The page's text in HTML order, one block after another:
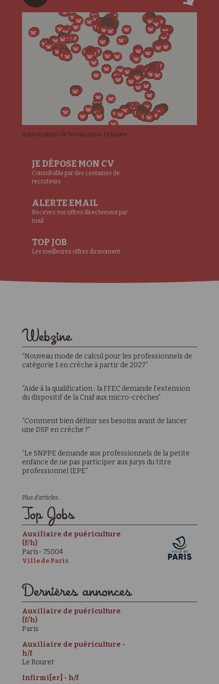
Autorisation de localisation refusée.
JE DÉPOSE MON CV
Consultable par des centaines de
recruteurs
ALERTE EMAIL
Recevez vos offres directement par
mail
TOP JOB
Les meilleures offres du moment
Webzine
“Nouveau mode de calcul pour les professionnels de
catégorie 1 en crèche à partir de 2027”
“Aide à la qualification : la FFEC demande l'extension
du dispositif de la Cnaf aux micro-crèches”
“Comment bien définir ses besoins avant de lancer
une DSP en crèche ?”
“Le SNPPE demande aux professionnels de la petite
enfance de ne pas participer aux jurys du titre
professionnel IEPE”
Plus d’articles...
Top Jobs
Auxiliaire de puériculture
(f/h)
Paris- 75004
Ville de Paris
Dernières annonces
Auxiliaire de puériculture
(f/h)
Paris
Auxiliaire de puériculture -
h/f
Le Rouret
Infirmi[er] - h/f